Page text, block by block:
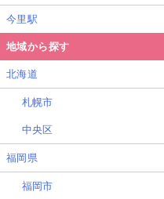
今里駅
地域から探す
北海道
札幌市
中央区
福岡県
福岡市